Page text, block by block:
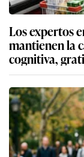
Los expertos
mantienen la
cognitiva,